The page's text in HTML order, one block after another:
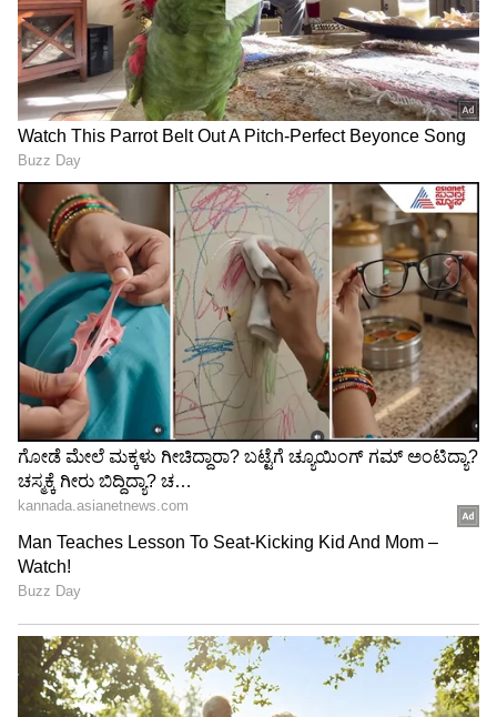
‘ಆ ನಟಿಯ ಮೃತದೇಹ
ನೋಡಿದಾಗ ತಲೆ ಇರಲಿಲ್ಲ; ಜೀವನ
ಅಂದರೆ ಇಷ್ಟೇನಾ ಅನಿಸಿತು’: ನಟಿ
ಪ್ರೇಮಾ ಭಾವುಕ ನೆನಪು
Daddy's Home.. ಯಶ್‌ 'ಟಾಕ್ಸಿಕ್‌'
ಟ್ರೇಲರ್‌ ಲಾಂಚ್‌ಗೆ ಭರ್ಜರಿ ಸಿದ್ಧತೆ:
ಕಾರ್ಯಕ್ರಮದ ವಿಶೇಷತೆಗಳೇನು?
ಯಶ್ ಈಗ ಜಗತ್ತೇ ಲವ್
ಮಾಡೋ ನಟ.. ಆದ್ರೆ, ಕೆಜಿಎಫ್
ರಿಲೀಸ್ ವೇಳೆ ಭಾರೀ 'ಹೈಡ್ರಾಮಾ'
ನಡೆದಿತ್ತು! ಅದೇನು ನೋಡಿ..
ಬೆಂಗಳೂರು-ಮೆಜೆಸ್ಟಿಕ್ ಬಳಿ ಯಶ್
ಹವಾ; ರಾಕಿಂಗ್ ಸ್ಟಾರ್ ನೋಡಲು
ನೂರಾರು ಜನ ಫ್ಯಾನ್ಸ್ ಆಗಮನ!
LATEST VIDEOS
"ರಾಜಕೀಯ ಬೇಡ, ಸಿನಿಮಾನೇ ಪ್ರಾಣ":
ಕನಕೋತ್ಸವದಲ್ಲಿ ರಿಷಬ್ ಶೆಟ್ಟಿ | Rishab
Shetty speech | Suvarna News
ಶೇ.50 ರಿಂದ ಶೇ.18 ಕ್ಕೆ TAX ಇಳಿಕೆ: ಮೋದಿ-
ಟ್ರಂಪ್ ಐತಿಹಾಸಿಕ ಒಪ್ಪಂದ | India US
Trade Deal | Party Rounds